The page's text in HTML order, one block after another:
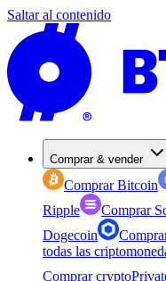
Saltar al contenido
Comprar & vender
Comprar Bitcoin
Ripple
Comprar
Dogecoin
todas las
Comprar crypto